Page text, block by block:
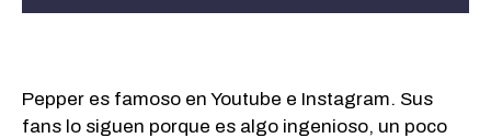
Pepper es famoso en Youtube e Instagram. Sus
fans lo siguen porque es algo ingenioso, un poco